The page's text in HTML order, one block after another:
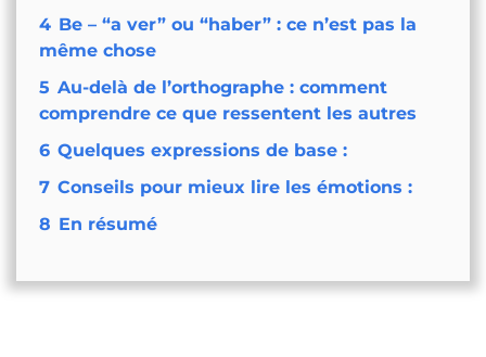
4 Be – “a ver” ou “haber” : ce n’est pas la
même chose
5 Au-delà de l’orthographe : comment
comprendre ce que ressentent les autres
6 Quelques expressions de base :
7 Conseils pour mieux lire les émotions :
8 En résumé